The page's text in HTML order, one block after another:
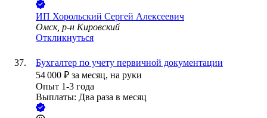
ИП Хорольский Сергей Алексеевич
Омск, р-н Кировский
Откликнуться
Бухгалтер по учету первичной документации
54 000 ₽ за месяц, на руки
Опыт 1-3 года
Выплаты: Два раза в месяц